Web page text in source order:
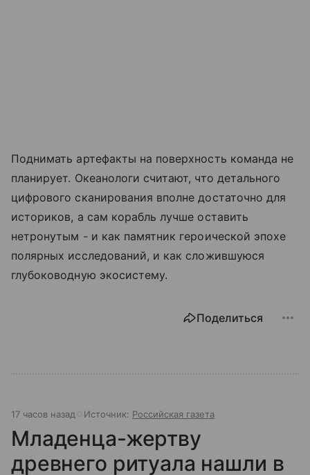
Поднимать артефакты на поверхность команда не
планирует. Океанологи считают, что детального
цифрового сканирования вполне достаточно для
историков, а сам корабль лучше оставить
нетронутым - и как памятник героической эпохе
полярных исследований, и как сложившуюся
глубоководную экосистему.
Поделиться
17 часов назад Источник: Российская газета
Младенца-жертву
древнего ритуала нашли в